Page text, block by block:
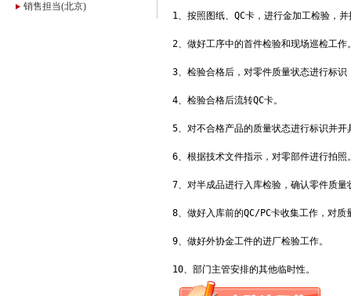
销售担当(北京)
1、按照图纸、QC卡，进行金加工检验，
2、做好工序中的首件检验和现场巡检工作
3、检验合格后，对零件质量状态进行标识
4、检验合格后流转QC卡。
5、对不合格产品的质量状态进行标识并
6、根据技术文件指示，对零部件进行拍照
7、对半成品进行入库检验，确认零件质
8、做好入库前的QC/PC卡收集工作，对质
9、做好外协金工件的进厂检验工作。
10、部门主管安排的其他临时性。